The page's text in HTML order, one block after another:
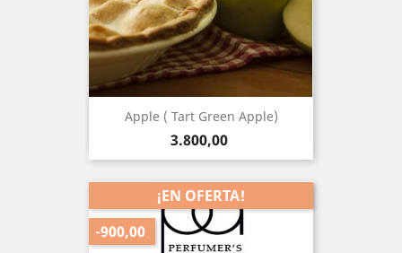
Apple ( Tart Green Apple)
Precio
3.800,00
¡EN OFERTA!
-900,00